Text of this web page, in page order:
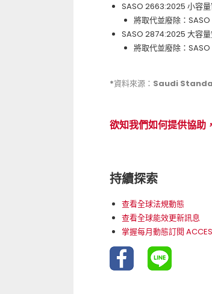
SASO 2663:2025 小容
將取代並廢除：
SASO 2874:2025 大容
將取代並廢除：
*資料來源：Saudi
欲知我們如何提供協助
持續探索
查看全球法規動態
查看全球能效更新訊息
掌握每月動態訂閱